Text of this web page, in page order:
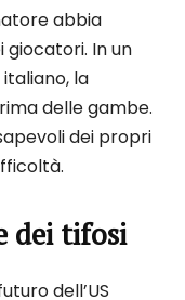
abbia
In un
la
delle gambe.
dei propri
dei tifosi
dell’US